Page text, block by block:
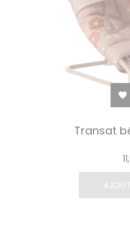

Transat